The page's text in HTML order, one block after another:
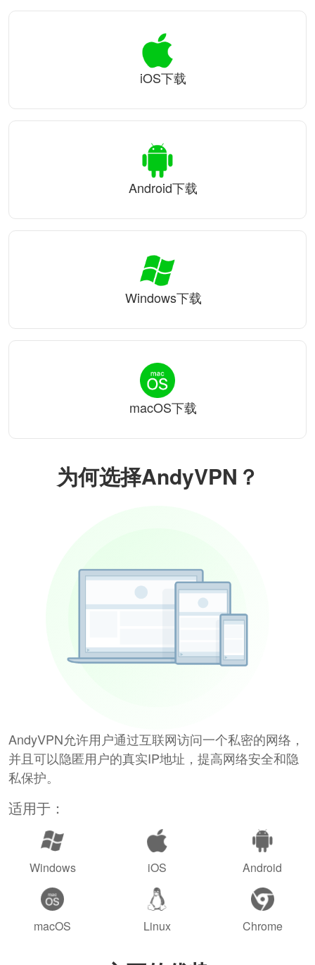
为何选择AndyVPN？
AndyVPN允许用户通过互联网访问一个私密的网络，
并且可以隐匿用户的真实IP地址，提高网络安全和隐
私保护。
适用于：
Windows iOS Android
macOS Linux Chrome
iOS下载
Android下载
Windows下载
macOS下载